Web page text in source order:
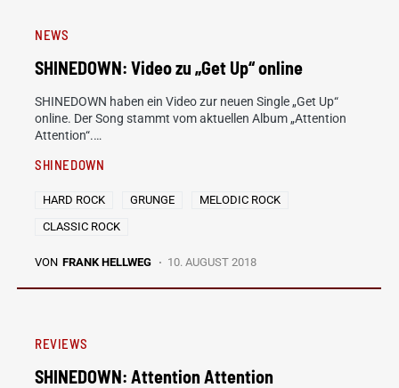
NEWS
SHINEDOWN: Video zu „Get Up“ online
SHINEDOWN haben ein Video zur neuen Single „Get Up“
online. Der Song stammt vom aktuellen Album „Attention
Attention“.…
SHINEDOWN
HARD ROCK GRUNGE
MELODIC ROCK
CLASSIC ROCK
VON FRANK HELLWEG 10. AUGUST 2018
REVIEWS
SHINEDOWN: Attention Attention